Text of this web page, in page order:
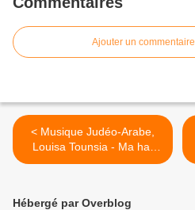
Ajouter un commentaire
< Musique Judéo-Arabe,
Louisa Tounsia - Ma har
narek
Hébergé par Overblog